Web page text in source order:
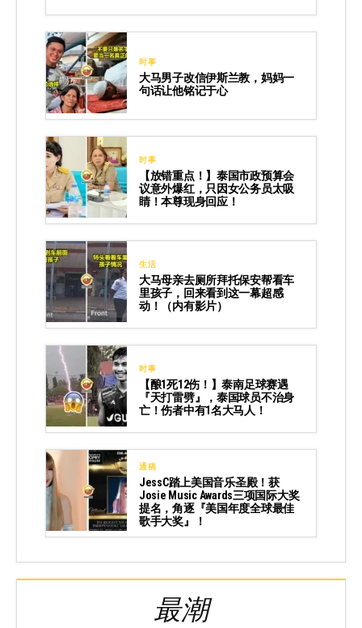
时事
大马男子改信伊斯兰教，妈妈一
句话让他铭记于心
时事
【放错重点！】泰国市政预算会
议意外爆红，只因女公务员太吸
睛！本尊现身回应！
生活
大马母亲去厕所拜托保安帮看车
里孩子，回来看到这一幕超感
动！（内有影片）
时事
【酿1死12伤！】泰南足球赛遇
『天打雷劈』，泰国球员不治身
亡！伤者中有1名大马人！
通稿
JessC踏上美国音乐圣殿！获
Josie Music Awards三项国际大奖
提名，角逐『美国年度全球最佳
歌手大奖』！
最潮